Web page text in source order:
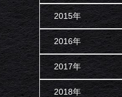
2015年
2016年
2017年
2018年